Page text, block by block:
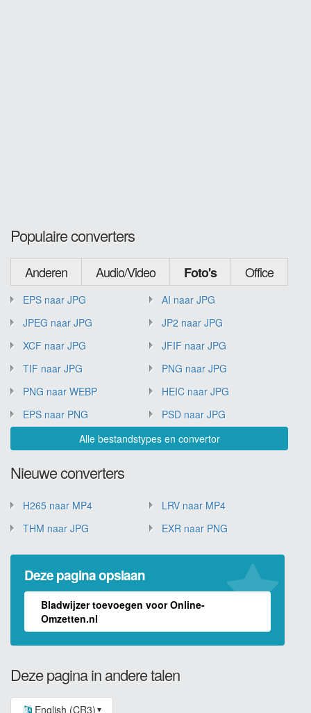
Populaire converters
Anderen Audio/Video Foto's Office
EPS naar JPG
AI naar JPG
JPEG naar JPG
JP2 naar JPG
XCF naar JPG
JFIF naar JPG
TIF naar JPG
PNG naar JPG
PNG naar WEBP
HEIC naar JPG
EPS naar PNG
PSD naar JPG
Alle bestandstypes en convertor
Nieuwe converters
H265 naar MP4
LRV naar MP4
THM naar JPG
EXR naar PNG
Deze pagina opslaan
Bladwijzer toevoegen voor Online-
Omzetten.nl
Deze pagina in andere talen
English (CR3) ▼